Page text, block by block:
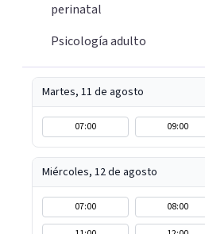
perinatal
Psicología adulto
Martes, 11 de agosto
07:00 09:00
Miércoles, 12 de agosto
07:00 08:00